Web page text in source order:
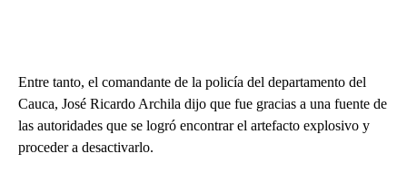
Entre tanto, el comandante de la policía del departamento del
Cauca, José Ricardo Archila dijo que fue gracias a una fuente de
las autoridades que se logró encontrar el artefacto explosivo y
proceder a desactivarlo.